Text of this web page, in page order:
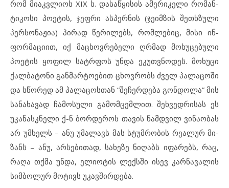
რომ მი­აკ­ვ­ლი­ოს XIX ს. და­საწყი­სის ამ­ე­რი­კე­ლი რო­მან­
ტი­კო­სი პო­ე­ტის, ჯეფ­რი ას­პერ­ნის (ჯე­იმ­ზის შეთხ­ზუ­ლი
პერ­სო­ნა­ჟია) პი­რად წე­რი­ლებს, რომ­ლე­ბიც, მი­სი ინ­
ფორ­მა­ციით, იქ მაცხოვ­რე­ბე­ლი ღრმად მო­ხუ­ცე­ბუ­ლი
პო­ე­ტის ყო­ფილ სატ­რ­ფოს უნ­და ეკ­უთ­ვ­ნოდეს. მო­ხუ­ცი
ქალ­ბა­ტო­ნი გან­მარ­ტო­ე­ბით ცხოვ­რობს ძველ პა­ლა­ცო­ში
და სწო­რედ ამ პალა­ცოს­თან “შე­ჩერ­დე­ბა გონ­დო­ლა” მის
სა­ნა­ხა­ვად ჩა­მო­სუ­ლი გა­მომ­ცემ­ლით. შეხ­ვედრი­სას ეს
უკ­ა­ნას­კ­ნე­ლი ქ-ნ ბორ­დე­როს თა­ვის ნამ­დ­ვილ ვი­ნა­ო­ბას
არ უმ­ხელს – ანუ უმ­ა­ლავს მას სტუმ­რო­ბის რე­ა­ლურ მი­
ზანს – ანუ, არ­სე­ბი­თად, სა­ხე­ზე ნი­ღაბს იფარ­ებს, რაც,
რა­ღა თქმა უნ­და, ელ­ი­ო­ტის ლექ­ს­ში ის­ევ კარ­ნა­ვა­ლის
სიმ­ბო­ლურ მო­ტივს უკ­ავ­შირ­დე­ბა.